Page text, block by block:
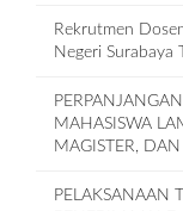
Rekrutmen
Negeri Surabaya
MAHASISWA
MAGISTER, DAN
PELAKSANAAN